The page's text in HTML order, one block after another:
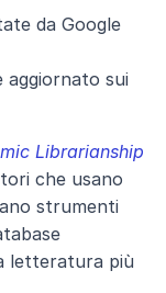
da Google
aggiornato sui
Librarianship
che usano
strumenti
letteratura più